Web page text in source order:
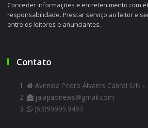
Conceder informações e entretenimento com
responsabilidade. Prestar serviço ao leitor e
entre os leitores e anunciantes.
Contato
Avenida Pedro Álvares Cabral S/N
jalapaonews@gmail.com
(63)99995.9493